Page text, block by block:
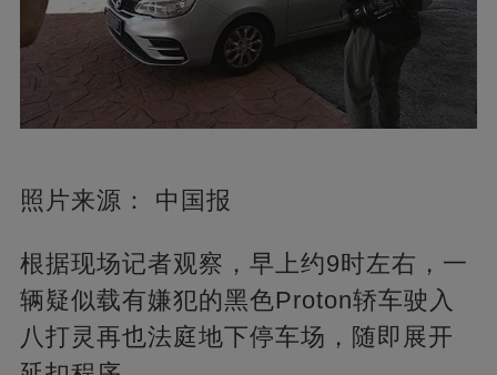
照片来源： 中国报
根据现场记者观察，早上约9时左右，一
辆疑似载有嫌犯的黑色Proton轿车驶入
八打灵再也法庭地下停车场，随即展开